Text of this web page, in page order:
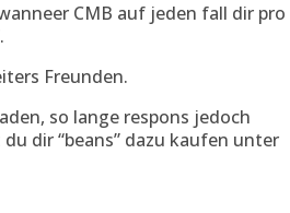
CMB auf jeden fall dir pro
Freunden.
so lange respons jedoch
dir “beans” dazu kaufen unter